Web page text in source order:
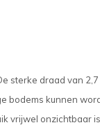
sterke draad van
bodems kunnen
vrijwel onzichtbaar is.